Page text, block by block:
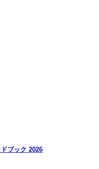
ブック 2026